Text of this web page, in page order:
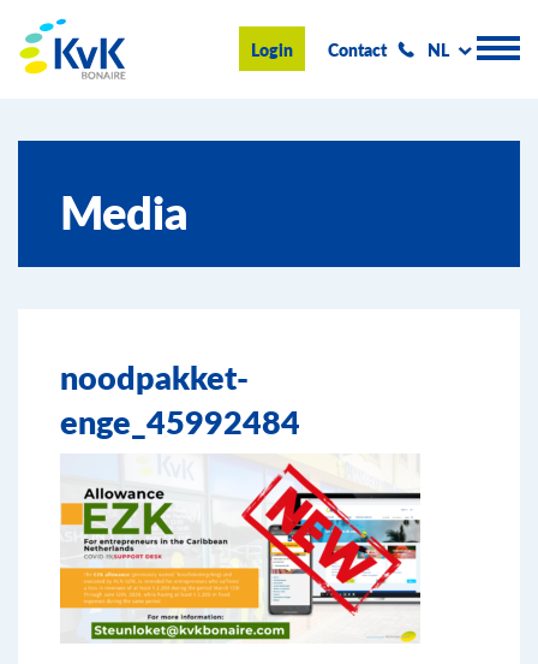
KvK Bonaire
Login Contact NL
Advies en informatie
Ondernemen op Bonaire
Nieuws & Events
Zoeken
Media
noodpakket-
enge_45992484